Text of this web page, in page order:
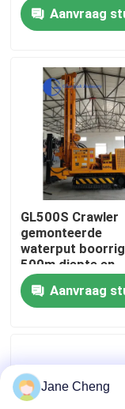
Fabrieksreis
Nieuws
Gevallen
Verzoek om
Boorinstallatie
Rupsbandchassis
Aanvraag
GL500S Crawler
gemonteerde
waterput
500m diepte en
153KW diesel
voor landbouw
irrigatie
Aanvraag
Jane Cheng